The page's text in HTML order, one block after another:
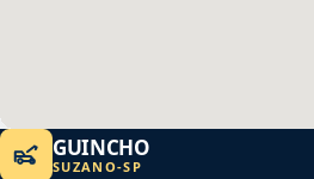
GUINCHO
SUZANO-SP